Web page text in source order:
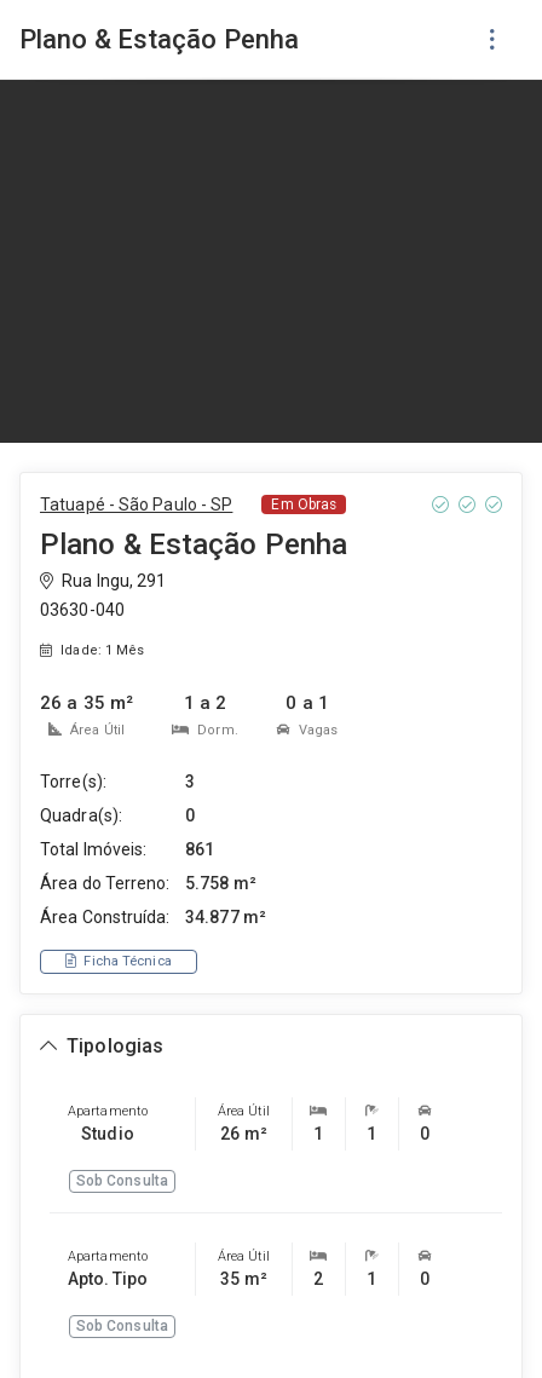
Plano & Estação Penha
Tatuapé - São Paulo - SP Em Obras
Plano & Estação Penha
Rua Ingu, 291
03630-040
Idade: 1 Mês
26 a 35 m²
Área Útil
1 a 2
Dorm.
0 a 1
Vagas
Torre(s):
3
Quadra(s):
0
Total Imóveis:
861
Área do Terreno:
5.758 m²
Área Construída:
34.877 m²
Ficha Técnica
Tipologias
Apartamento
Studio
Área Útil
26 m² 1 1 0
Sob Consulta
Apartamento
Apto. Tipo
Área Útil
35 m² 2 1 0
Sob Consulta